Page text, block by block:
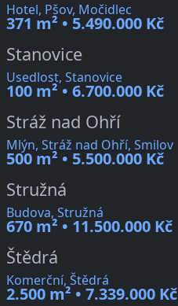
Hotel, Pšov, Močidlec
371 m² • 5.490.000 Kč
Stanovice
Usedlost, Stanovice
100 m² • 6.700.000 Kč
Stráž nad Ohří
Mlýn, Stráž nad Ohří, Smilov
500 m² • 5.500.000 Kč
Stružná
Budova, Stružná
670 m² • 11.500.000 Kč
Štědrá
Komerční, Štědrá
2.500 m² • 7.339.000 Kč